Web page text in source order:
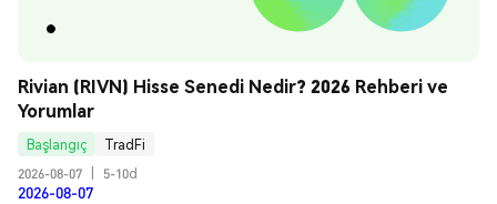
Rivian (RIVN) Hisse Senedi Nedir? 2026 Rehberi ve
Yorumlar
Başlangıç
TradFi
2026-08-07
5-10d
2026-08-07